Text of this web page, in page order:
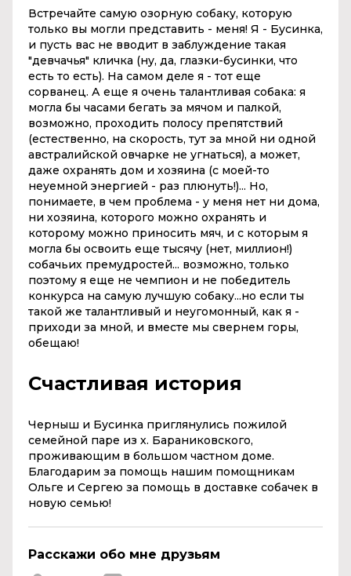
Встречайте самую озорную собаку, которую
только вы могли представить - меня! Я - Бусинка,
и пусть вас не вводит в заблуждение такая
"девчачья" кличка (ну, да, глазки-бусинки, что
есть то есть). На самом деле я - тот еще
сорванец. А еще я очень талантливая собака: я
могла бы часами бегать за мячом и палкой,
возможно, проходить полосу препятствий
(естественно, на скорость, тут за мной ни одной
австралийской овчарке не угнаться), а может,
даже охранять дом и хозяина (с моей-то
неуемной энергией - раз плюнуть!)... Но,
понимаете, в чем проблема - у меня нет ни дома,
ни хозяина, которого можно охранять и
которому можно приносить мяч, и с которым я
могла бы освоить еще тысячу (нет, миллион!)
собачьих премудростей... возможно, только
поэтому я еще не чемпион и не победитель
конкурса на самую лучшую собаку...но если ты
такой же талантливый и неугомонный, как я -
приходи за мной, и вместе мы свернем горы,
обещаю!
Счастливая история
Черныш и Бусинка приглянулись пожилой
семейной паре из х. Бараниковского,
проживающим в большом частном доме.
Благодарим за помощь нашим помощникам
Ольге и Сергею за помощь в доставке собачек в
новую семью!
Расскажи обо мне друзьям